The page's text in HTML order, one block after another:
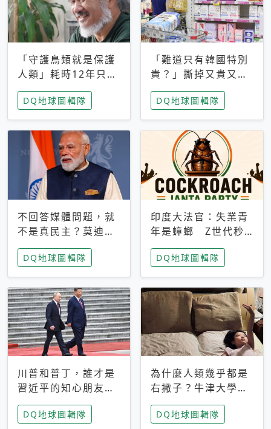
「守護鳥類就是保護
人類」耗時12年只為
追尋台灣最稀有的猛
禽 專訪《飛吧！熊
鷹》導演梁皆得
DQ地球圖輯隊
「難道只有韓國特別
貴？」撕掉又貴又難
用標籤，南韓2026推
公共衛生棉全面免費
DQ地球圖輯隊
不回答媒體問題，就
不是真民主？莫迪訪
歐拒回答問題 挪威
記者：你怕什麼
DQ地球圖輯隊
印度大法官：失業青
年是蟑螂 Z世代秒
成立「蟑螂人民
黨」，追蹤數是執政
黨兩倍
DQ地球圖輯隊
川普和普丁，誰才是
習近平的知心朋友？
專家：外交話語權掌
握在北京手中
DQ地球圖輯隊
為什麼人類幾乎都是
右撇子？牛津大學：
直立行走、腦容量擴
張成演化關鍵
DQ地球圖輯隊